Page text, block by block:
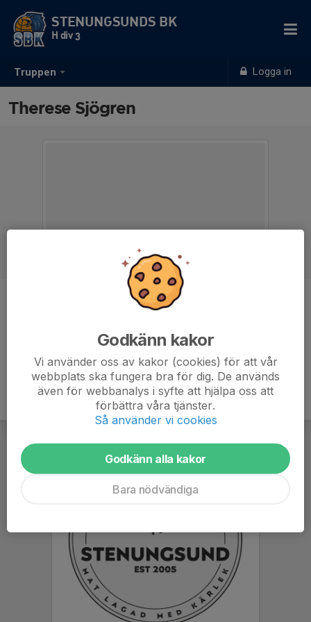
Truppen Logga in
STENUNGSUNDS BK
H div 3
Therese Sjögren
Assisterande tränare
Godkänn kakor
Vi använder oss av kakor (cookies) för att vår
webbplats ska fungera bra för dig. De används
även för webbanalys i syfte att hjälpa oss att
förbättra våra tjänster.
Så använder vi cookies
Godkänn alla kakor
Bara nödvändiga